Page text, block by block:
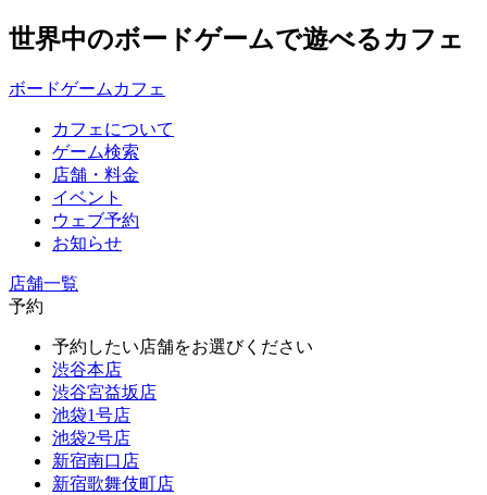
世界中のボードゲームで遊べるカフェ
ボードゲームカフェ
カフェについて
ゲーム検索
店舗・料金
イベント
ウェブ予約
お知らせ
店舗一覧
予約
予約したい店舗をお選びください
渋谷本店
渋谷宮益坂店
池袋1号店
池袋2号店
新宿南口店
新宿歌舞伎町店